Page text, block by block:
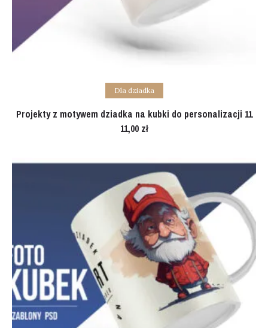
Add to cart
Dla dziadka
Projekty z motywem dziadka na kubki do personalizacji 11
11,00 zł